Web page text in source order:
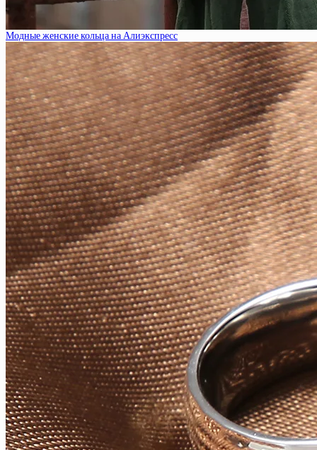
Модные женские кольца на Алиэкспресс